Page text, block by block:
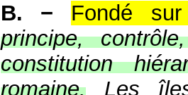
B. −
Fondé
principe,
constitution
romaine.
Les